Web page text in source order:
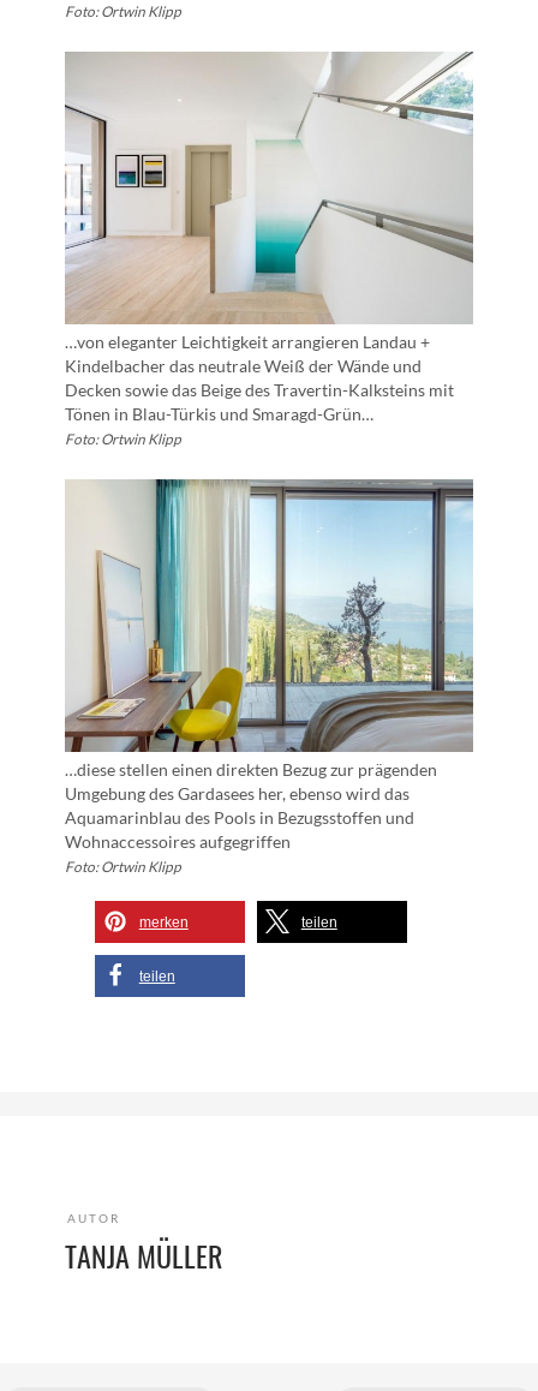
Foto: Ortwin Klipp
…von eleganter Leichtigkeit arrangieren Landau +
Kindelbacher das neutrale Weiß der Wände und
Decken sowie das Beige des Travertin-Kalksteins mit
Tönen in Blau-Türkis und Smaragd-Grün…
Foto: Ortwin Klipp
…diese stellen einen direkten Bezug zur prägenden
Umgebung des Gardasees her, ebenso wird das
Aquamarinblau des Pools in Bezugsstoffen und
Wohnaccessoires aufgegriffen
Foto: Ortwin Klipp
merken teilen
teilen
AUTOR
TANJA MÜLLER